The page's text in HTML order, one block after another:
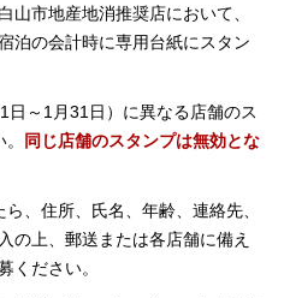
山市地産地消推奨店において、
泊の会計時に専用台紙にスタン
日～1月31日）に異なる店舗のス
同じ店舗のスタンプは無効とな
、住所、氏名、年齢、連絡先、
の上、郵送または各店舗に備え
ください。